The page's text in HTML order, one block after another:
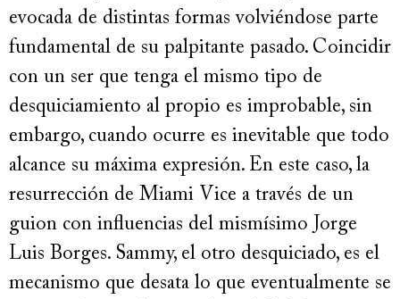
evocada de distintas formas volviéndose parte
fundamental de su palpitante pasado. Coincidir
con un ser que tenga el mismo tipo de
desquiciamiento al propio es improbable, sin
embargo, cuando ocurre es inevitable que todo
alcance su máxima expresión. En este caso, la
resurrección de Miami Vice a través de un
guion con influencias del mismísimo Jorge
Luis Borges. Sammy, el otro desquiciado, es el
mecanismo que desata lo que eventualmente se